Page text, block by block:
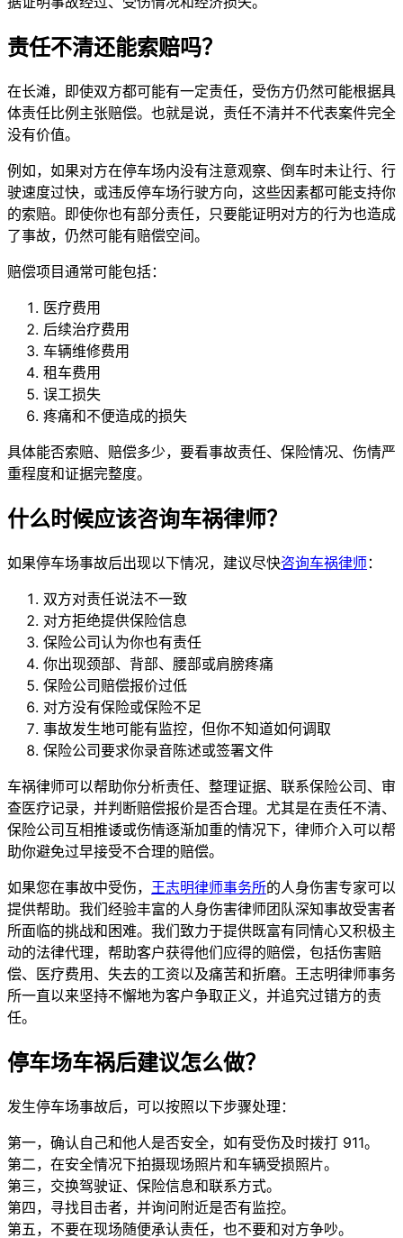
责任不清还能索赔吗？
在长滩，即使双方都可能有一定责任，受伤方仍然可能根据具
体责任比例主张赔偿。也就是说，责任不清并不代表案件完全
没有价值。
例如，如果对方在停车场内没有注意观察、倒车时未让行、行
驶速度过快，或违反停车场行驶方向，这些因素都可能支持你
的索赔。即使你也有部分责任，只要能证明对方的行为也造成
了事故，仍然可能有赔偿空间。
赔偿项目通常可能包括：
医疗费用
后续治疗费用
车辆维修费用
租车费用
误工损失
疼痛和不便造成的损失
具体能否索赔、赔偿多少，要看事故责任、保险情况、伤情严
重程度和证据完整度。
什么时候应该咨询车祸律师？
如果停车场事故后出现以下情况，建议尽快咨询车祸律师：
双方对责任说法不一致
对方拒绝提供保险信息
保险公司认为你也有责任
你出现颈部、背部、腰部或肩膀疼痛
保险公司赔偿报价过低
对方没有保险或保险不足
事故发生地可能有监控，但你不知道如何调取
保险公司要求你录音陈述或签署文件
车祸律师可以帮助你分析责任、整理证据、联系保险公司、审
查医疗记录，并判断赔偿报价是否合理。尤其是在责任不清、
保险公司互相推诿或伤情逐渐加重的情况下，律师介入可以帮
助你避免过早接受不合理的赔偿。
如果您在事故中受伤， 王志明律师事务所的人身伤害专家可以
提供帮助。我们经验丰富的人身伤害律师团队深知事故受害者
所面临的挑战和困难。我们致力于提供既富有同情心又积极主
动的法律代理，帮助客户获得他们应得的赔偿，包括伤害赔
偿、医疗费用、失去的工资以及痛苦和折磨。王志明律师事务
所一直以来坚持不懈地为客户争取正义，并追究过错方的责
任。
停车场车祸后建议怎么做？
发生停车场事故后，可以按照以下步骤处理：
第一，确认自己和他人是否安全，如有受伤及时拨打 911。
第二，在安全情况下拍摄现场照片和车辆受损照片。
第三，交换驾驶证、保险信息和联系方式。
第四，寻找目击者，并询问附近是否有监控。
第五，不要在现场随便承认责任，也不要和对方争吵。